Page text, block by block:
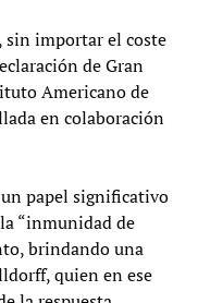
sin importar el coste
de Gran
Americano de
en colaboración
papel significativo
“inmunidad de
brindando una
quien en ese